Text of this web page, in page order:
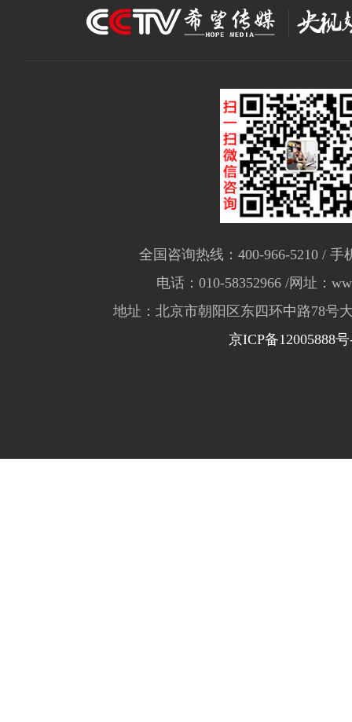
全国咨询热线：400-966-5210 / 手
电话：010-58352966 /网址：
地址：北京市朝阳区东四环中路78号
京ICP备12005888号